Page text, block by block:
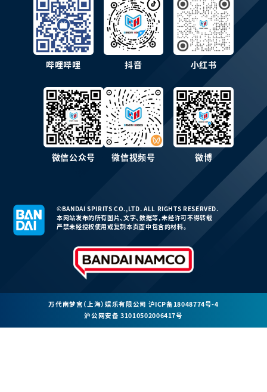
哔哩哔哩 抖音 小红书
微信公众号 微信视频号 微博
©BANDAI SPIRITS CO.,LTD. ALL RIGHTS RESERVED.
本网站发布的所有图片、文字、数据等，未经许可不得转载
严禁未经授权使用或复制本页面中包含的材料。
万代南梦宫（上海）娱乐有限公司 沪ICP备18048774号-4
沪公网安备 31010502006417号